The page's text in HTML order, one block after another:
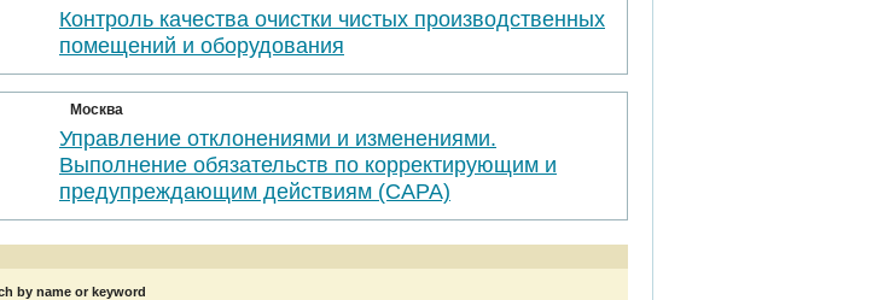
Контроль качества очистки чистых производственных
помещений и оборудования
Москва
Управление отклонениями и изменениями.
Выполнение обязательств по корректирующим и
предупреждающим действиям (САРА)
by name or keyword